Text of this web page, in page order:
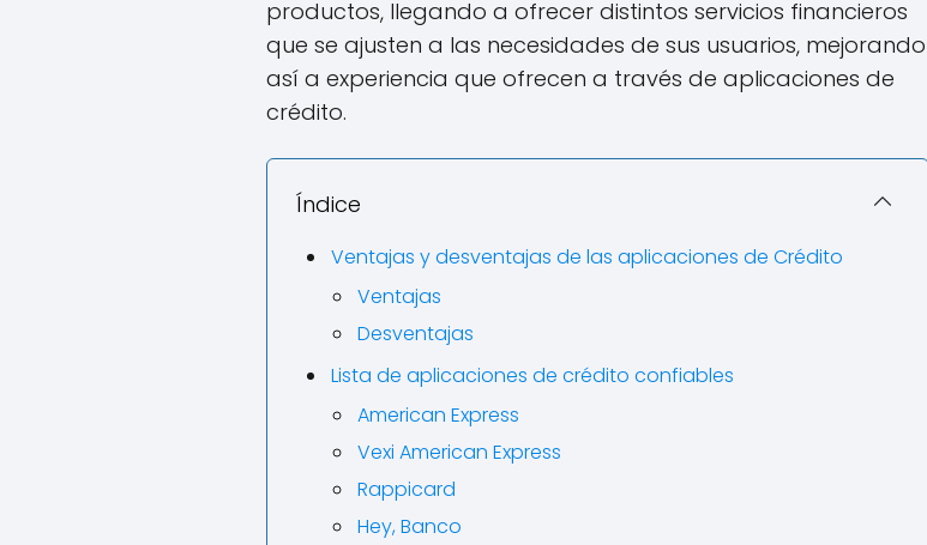
productos, llegando a ofrecer distintos servicios financieros
que se ajusten a las necesidades de sus usuarios, mejorando
así a experiencia que ofrecen a través de aplicaciones de
crédito.
Índice
Ventajas y desventajas de las aplicaciones de Crédito
Ventajas
Desventajas
Lista de aplicaciones de crédito confiables
American Express
Vexi American Express
Rappicard
Hey, Banco